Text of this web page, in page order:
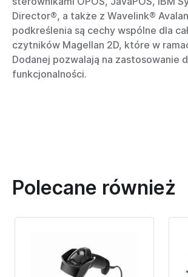
Director®, a także z Wavelink®
podkreślenia są cechy wspólne dla
czytników Magellan 2D, które w
Dodanej pozwalają na zastosowanie
funkcjonalności.
Polecane również